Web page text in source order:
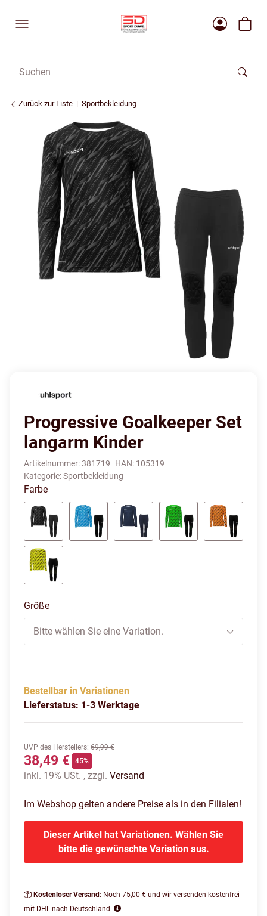
Zurück zur Liste Sportbekleidung
Progressive Goalkeeper Set
langarm Kinder
Artikelnummer:381719 HAN: 105319
Kategorie:Sportbekleidung
Farbe
schwarz
Größe
Bitte wählen Sie eine Variation.
Bestellbar in Variationen
Lieferstatus: 1-3 Werktage
UVP des Herstellers: 69,99 €
38,49 € 45%
inkl. 19% USt. , zzgl. Versand
Im Webshop gelten andere Preise als in den Filialen!
Dieser Artikel hat Variationen. Wählen Sie
bitte die gewünschte Variation aus.
Kostenloser Versand: Noch 75,00 € und wir versenden kostenfrei
mit DHL nach Deutschland.